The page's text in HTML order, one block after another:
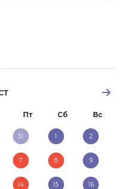
Пт Сб Вс
31 1 2
7 8 9
14 15 16